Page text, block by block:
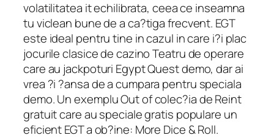
volatilitatea it echilibrata, ceea ce inseamna
tu viclean bune de a ca?tiga frecvent. EGT
este ideal pentru tine in cazul in care i?i plac
jocurile clasice de cazino Teatru de operare
care au jackpoturi Egypt Quest demo, dar ai
vrea ?i ?ansa de a cumpara pentru speciala
demo. Un exemplu Out of colec?ia de Reint
gratuit care au speciale gratis populare un
eficient EGT a ob?ine: More Dice & Roll.